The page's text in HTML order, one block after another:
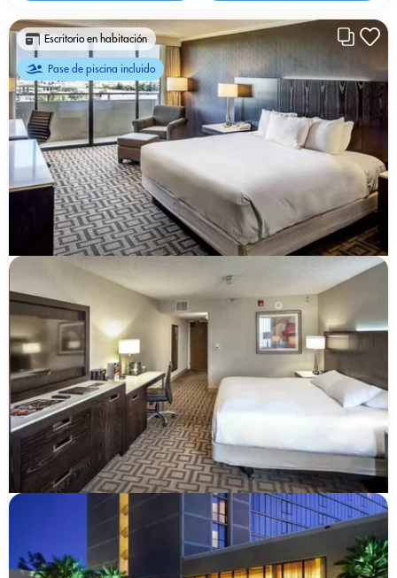
Escritorio en habitación
Pase de piscina incluido